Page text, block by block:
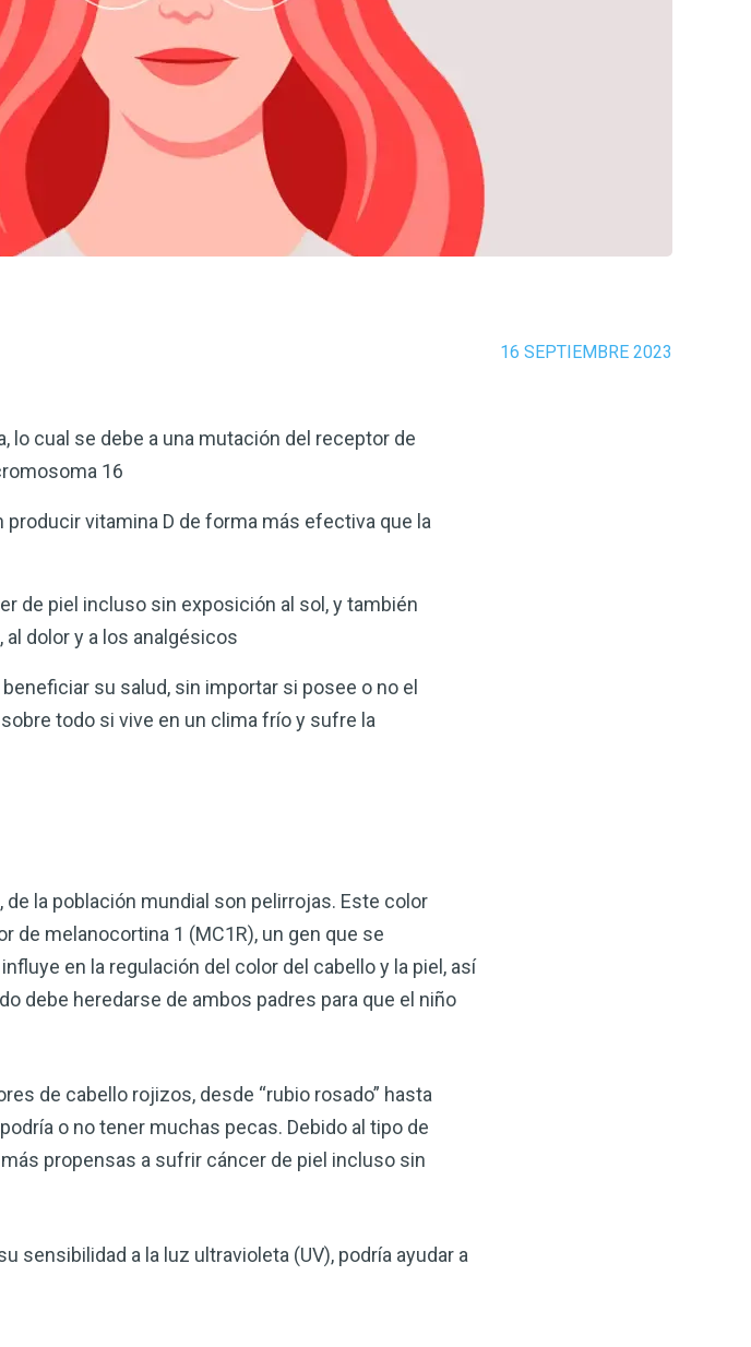
16 SEPTIEMBRE 2023
lo cual se debe a una mutación del receptor de
16
vitamina D de forma más efectiva que la
de piel incluso sin exposición al sol, y también
dolor y a los analgésicos
su salud, sin importar si posee o no el
todo si vive en un clima frío y sufre la
la población mundial son pelirrojas. Este color
de melanocortina 1 (MC1R), un gen que se
en la regulación del color del cabello y la piel, así
debe heredarse de ambos padres para que el niño
de cabello rojizos, desde “rubio rosado” hasta
o no tener muchas pecas. Debido al tipo de
propensas a sufrir cáncer de piel incluso sin
sensibilidad a la luz ultravioleta (UV), podría ayudar a